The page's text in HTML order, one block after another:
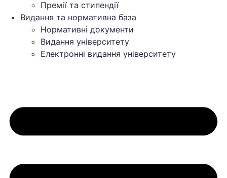
Премії та стипендії
Видання та нормативна база
Нормативні документи
Видання університету
Електронні видання університету